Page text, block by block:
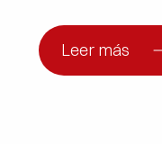
d’institucions
privades,
col·laboradores,
Leer más